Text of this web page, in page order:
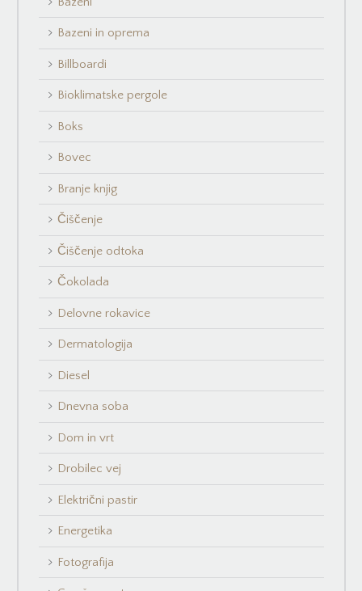
Bazeni in oprema
Billboardi
Bioklimatske pergole
Boks
Bovec
Branje knjig
Čiščenje
Čiščenje odtoka
Čokolada
Delovne rokavice
Dermatologija
Diesel
Dnevna soba
Dom in vrt
Drobilec vej
Električni pastir
Energetika
Fotografija